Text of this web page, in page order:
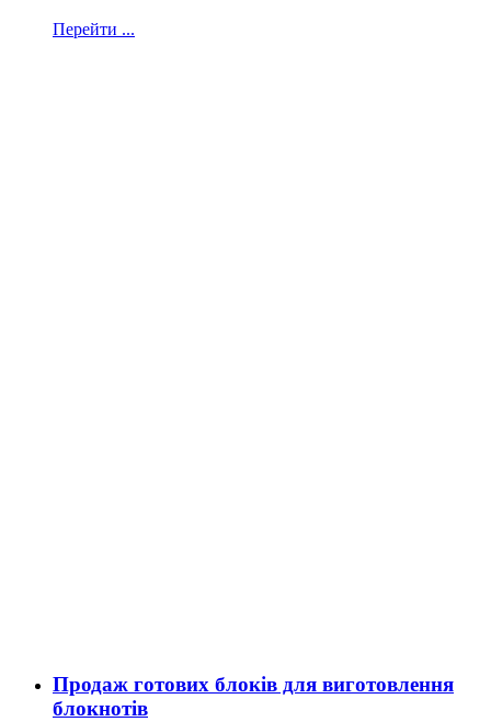
Перейти ...
Продаж готових блоків для виготовлення
блокнотів